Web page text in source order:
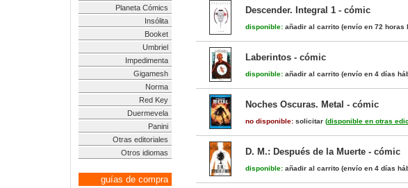
Planeta Cómics
Insólita
Booket
Umbriel
Impedimenta
Gigamesh
Norma
Red Key
Duermevela
Panini
Otras editoriales
Otros idiomas
guías de compra
Descender. Integral 1 - cómic
disponible: añadir al carrito (envío en 72 horas
Laberintos - cómic
disponible: añadir al carrito (envío en 4 días
Noches Oscuras. Metal - cómic
no disponible: solicitar (disponible en otras
D. M.: Después de la Muerte - cómic
disponible: añadir al carrito (envío en 4 días